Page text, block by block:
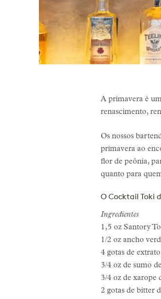
A primavera é
renascimento,
Os nossos
primavera ao
flor de peônia,
quanto para
O Cocktail Toki
Ingredientes
1,5 oz Santory
1/2 oz ancho
4 gotas de
3/4 oz de sumo
3/4 oz de xarope
2 gotas de bitter